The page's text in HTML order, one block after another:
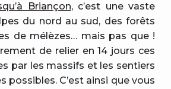
Briançon, c’est une vaste
du nord au sud, des forêts
de mélèzes… mais pas que !
de relier en 14 jours ces
par les massifs et les sentiers
possibles. C’est ainsi que vous